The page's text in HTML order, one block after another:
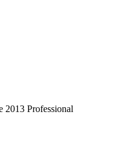
2013 Professional